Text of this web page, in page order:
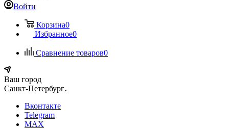
Войти
Корзина0
Избранное0
Сравнение товаров0
Ваш город
Санкт-Петербург
Вконтакте
Telegram
MAX